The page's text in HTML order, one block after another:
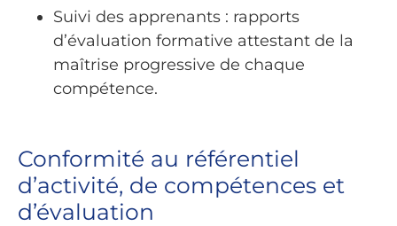
Suivi des apprenants : rapports
d’évaluation formative attestant de la
maîtrise progressive de chaque
compétence.
Conformité au référentiel
d’activité, de compétences et
d’évaluation